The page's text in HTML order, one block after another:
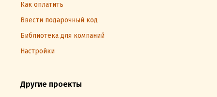
Как оплатить
Ввести подарочный код
Библиотека для компаний
Настройки
Другие проекты